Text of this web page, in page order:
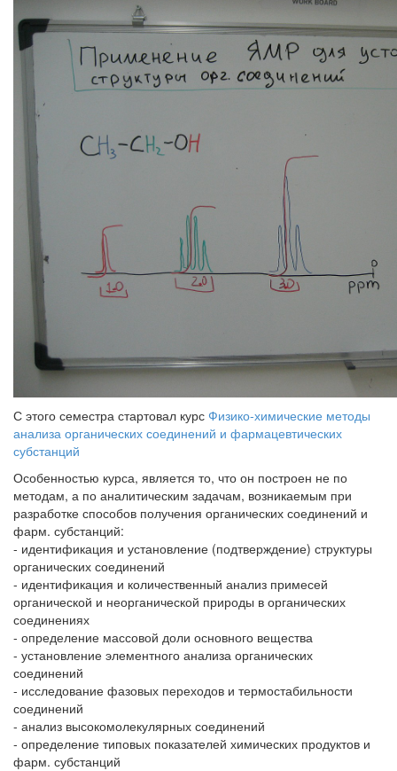
С этого семестра стартовал курс Физико-химические методы
анализа органических соединений и фармацевтических
субстанций
Особенностью курса, является то, что он построен не по
методам, а по аналитическим задачам, возникаемым при
разработке способов получения органических соединений и
фарм. субстанций:
- идентификация и установление (подтверждение) структуры
органических соединений
- идентификация и количественный анализ примесей
органической и неорганической природы в органических
соединениях
- определение массовой доли основного вещества
- установление элементного анализа органических
соединений
- исследование фазовых переходов и термостабильности
соединений
- анализ высокомолекулярных соединений
- определение типовых показателей химических продуктов и
фарм. субстанций